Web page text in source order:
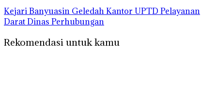
Kejari Banyuasin Geledah Kantor UPTD Pelayanan
Darat Dinas Perhubungan
Rekomendasi untuk kamu